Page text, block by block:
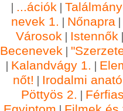
| ...ációk |
nevek 1. | Nőnapra|
Városok | Istennők
Becenevek |
| Kalandvágy 1. |
nőt! | Irodalmi
Pöttyös 2. |